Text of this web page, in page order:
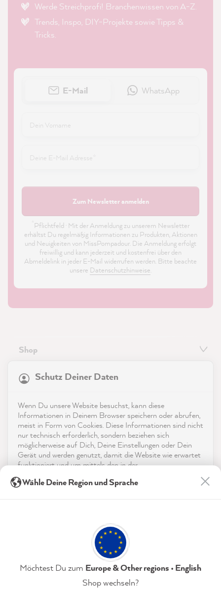
Werde Streichprofi! Branchenwissen von A-Z.
Trends, Inspo, DIY-Projekte sowie Tipps &
Tricks.
E-Mail WhatsApp
Zum Newsletter anmelden
Pflichtfeld · Mit der Anmeldung zu unserem Newsletter
erhältst Du regelmäßig Informationen zu Produkten, Aktionen
und Neuigkeiten von MissPompadour. Die Anmeldung erfolgt
freiwillig und kann jederzeit und kostenfrei über den
Abmeldelink in jeder E-Mail widerrufen werden. Bitte beachte
unsere Datenschutzhinweise.
Shop
Service
Kontakt
App herunterladen
Auszeichnungen
Schutz Deiner Daten
Wenn Du unsere Website besuchst, kann diese
Informationen in Deinem Browser speichern oder abrufen,
meist in Form von Cookies. Diese Informationen sind nicht
nur technisch erforderlich, sondern beziehen sich
möglicherweise auf Dich, Deine Einstellungen oder Dein
Gerät und werden genutzt, damit die Website wie erwartet
funktioniert und um mittels den in der
der Webseite für deren Optimierung zu analysieren sowie
(jederzeit widerruflich) diesen Datenverarbeitungen
Datenschutzerklärung Impressum Einstellungen
reviews-io
Verifizierter Kunde
Tolle Farben. Bin Fan!
Hamburg, Deutschland,
Beatrice K
Verifizierter Kunde
Wähle Deine Region und Sprache
Möchtest Du zum Europe & Other regions • English
Shop wechseln?